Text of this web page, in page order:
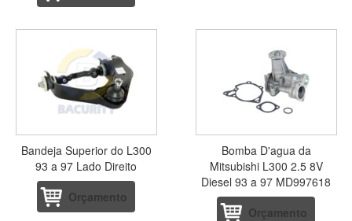
Bandeja Superior do L300
93 a 97 Lado Direito
Orçamento
Bomba D'agua da
Mitsubishi L300 2.5 8V
Diesel 93 a 97 MD997618
Orçamento